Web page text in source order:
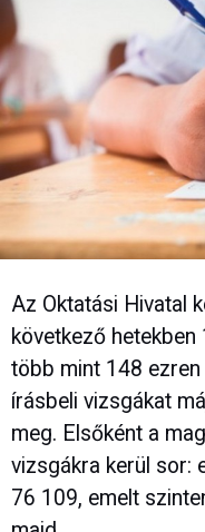
Az Oktatási Hivatal
következő
több mint 148
írásbeli vizsgákat
meg. Elsőként a
vizsgákra kerül sor:
76 109, emelt